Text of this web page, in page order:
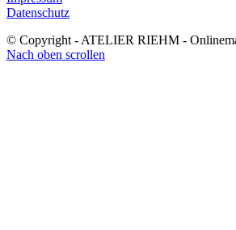
Datenschutz
© Copyright - ATELIER RIEHM -
Nach oben scrollen